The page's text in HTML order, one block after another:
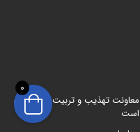
تهذیب و تربیت حوزه های
است
0